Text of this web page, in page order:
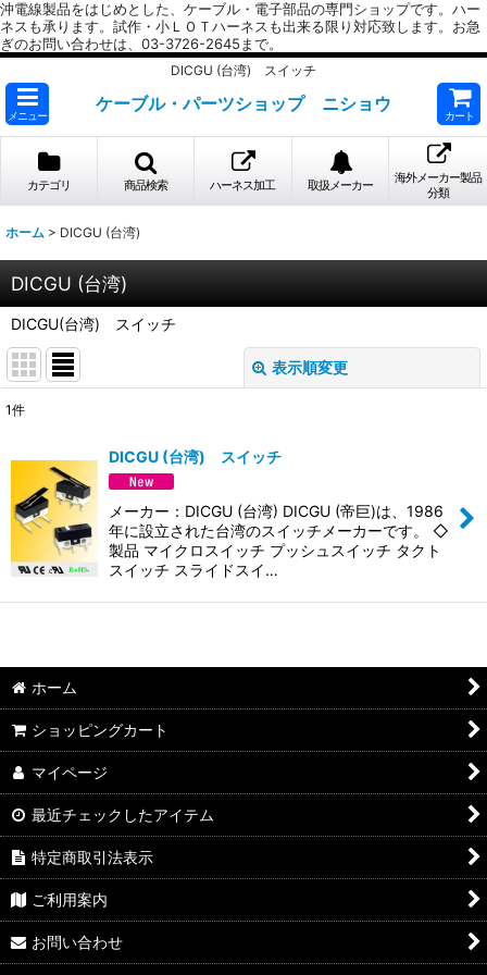
沖電線製品をはじめとした、ケーブル・電子部品の専門ショップです。ハー
ネスも承ります。試作・小ＬＯＴハーネスも出来る限り対応致します。お急
ぎのお問い合わせは、03-3726-2645まで。
DICGU (台湾) スイッチ
メニュー
ケーブル・パーツショップ ニショウ
カート
カテゴリ 商品検索 ハーネス加工 取扱メーカー
海外メーカー製品
分類
ホーム > DICGU (台湾)
DICGU (台湾)
DICGU(台湾) スイッチ
表示順変更
並び順:
絞り込む
1件
DICGU (台湾) スイッチ
メーカー：DICGU (台湾) DICGU (帝巨)は、1986
年に設立された台湾のスイッチメーカーです。 ◇
製品 マイクロスイッチ プッシュスイッチ タクト
スイッチ スライドスイ…
ホーム
ショッピングカート
マイページ
最近チェックしたアイテム
特定商取引法表示
ご利用案内
お問い合わせ